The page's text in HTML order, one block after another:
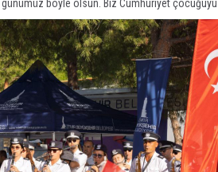
böyle olsun. Biz Cumhuriyet